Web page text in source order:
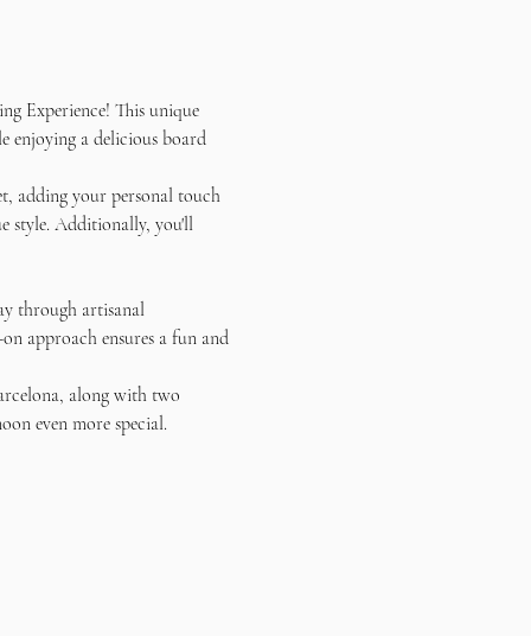
Experience! This unique
enjoying a delicious board
adding your personal touch
style. Additionally, you'll
through artisanal
approach ensures a fun and
along with two
even more special.